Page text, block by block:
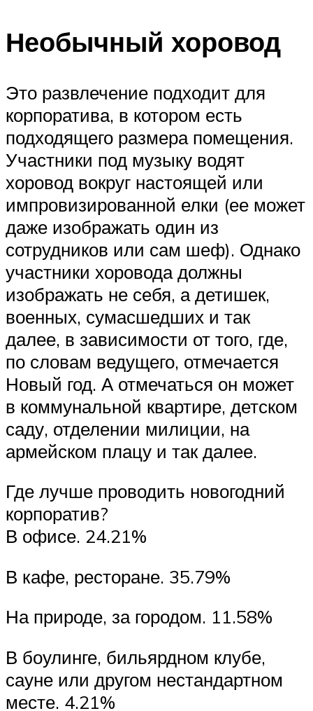
Необычный хоровод
Это развлечение подходит для
корпоратива, в котором есть
подходящего размера помещения.
Участники под музыку водят
хоровод вокруг настоящей или
импровизированной елки (ее может
даже изображать один из
сотрудников или сам шеф). Однако
участники хоровода должны
изображать не себя, а детишек,
военных, сумасшедших и так
далее, в зависимости от того, где,
по словам ведущего, отмечается
Новый год. А отмечаться он может
в коммунальной квартире, детском
саду, отделении милиции, на
армейском плацу и так далее.
Где лучше проводить новогодний
корпоратив?
В офисе. 24.21%
В кафе, ресторане. 35.79%
На природе, за городом. 11.58%
В боулинге, бильярдном клубе,
сауне или другом нестандартном
месте. 4.21%